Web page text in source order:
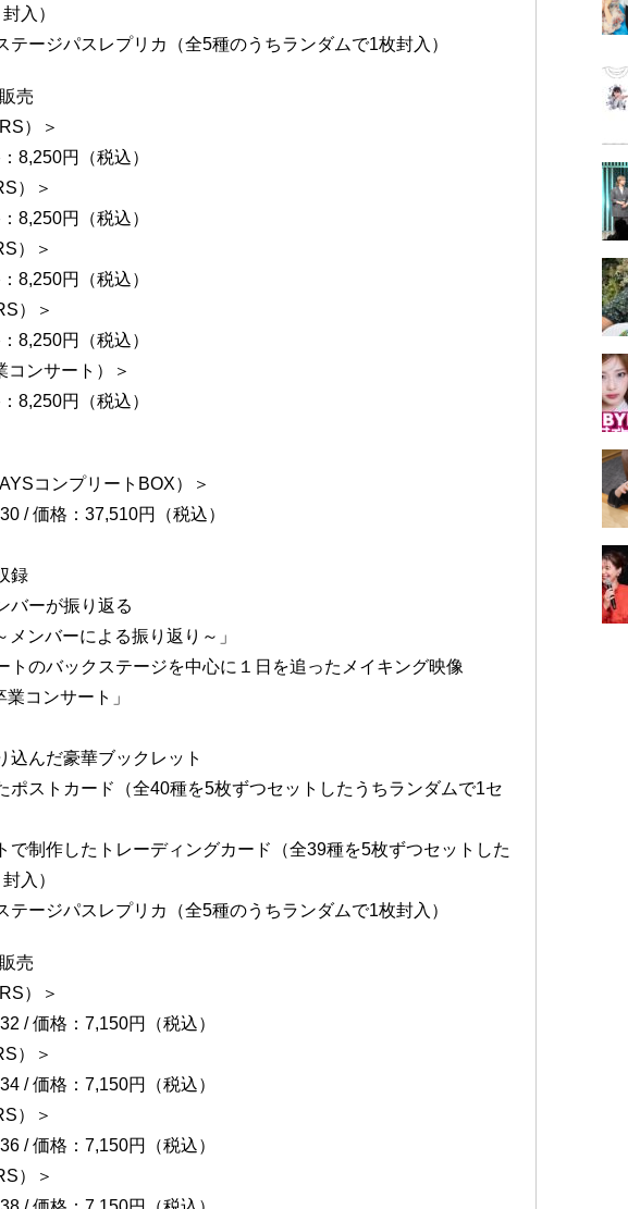
入）
テージパスレプリカ（全5種のうちランダムで1枚封入）
売
）＞
8,250円（税込）
）＞
8,250円（税込）
）＞
8,250円（税込）
）＞
8,250円（税込）
コンサート）＞
8,250円（税込）
コンプリートBOX）＞
/ 価格：37,510円（税込）
録
バーが振り返る
メンバーによる振り返り～」
トのバックステージを中心に１日を追ったメイキング映像
業コンサート」
込んだ豪華ブックレット
ポストカード（全40種を5枚ずつセットしたうちランダムで1セ
で制作したトレーディングカード（全39種を5枚ずつセットした
入）
テージパスレプリカ（全5種のうちランダムで1枚封入）
売
）＞
/ 価格：7,150円（税込）
）＞
/ 価格：7,150円（税込）
）＞
/ 価格：7,150円（税込）
）＞